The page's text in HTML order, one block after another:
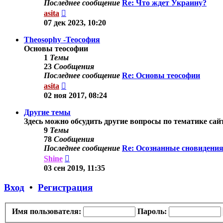
Последнее сообщение Re: Что ждет Украину?
asita
к
сообщению
07 дек 2023, 10:20
Theosophy -Теософия
Основы теософии
1 Темы
23 Сообщения
Последнее сообщение Re: Основы теософии
asita
к
сообщению
02 ноя 2017, 08:24
Другие темы
Здесь можно обсудить другие вопросы по тематике
9 Темы
78 Сообщения
Последнее сообщение Re: Осознанные
Shine
к
03 сен 2019, 11:35
Вход • Регистрация
Имя пользователя: Пароль: